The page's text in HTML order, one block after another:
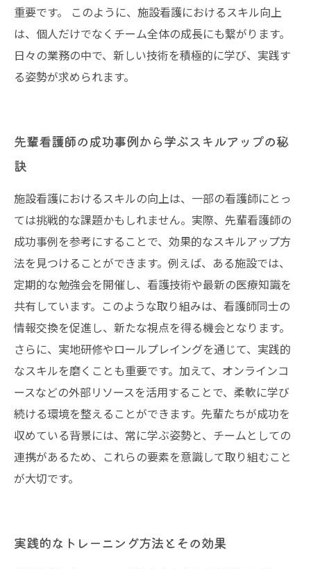
重要です。 このように、施設看護におけるスキル向上
は、個人だけでなくチーム全体の成長にも繋がります。
日々の業務の中で、新しい技術を積極的に学び、実践す
る姿勢が求められます。
先輩看護師の成功事例から学ぶスキルアップの秘
訣
施設看護におけるスキルの向上は、一部の看護師にとっ
ては挑戦的な課題かもしれません。実際、先輩看護師の
成功事例を参考にすることで、効果的なスキルアップ方
法を見つけることができます。例えば、ある施設では、
定期的な勉強会を開催し、看護技術や最新の医療知識を
共有しています。このような取り組みは、看護師同士の
情報交換を促進し、新たな視点を得る機会となります。
さらに、実地研修やロールプレイングを通じて、実践的
なスキルを磨くことも重要です。加えて、オンラインコ
ースなどの外部リソースを活用することで、柔軟に学び
続ける環境を整えることができます。先輩たちが成功を
収めている背景には、常に学ぶ姿勢と、チームとしての
連携があるため、これらの要素を意識して取り組むこと
が大切です。
実践的なトレーニング方法とその効果